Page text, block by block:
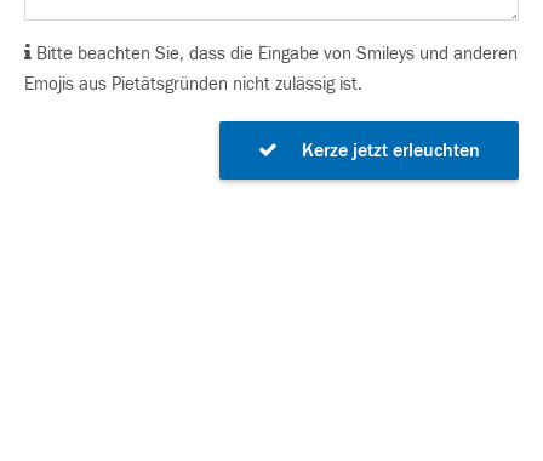
Bitte beachten Sie, dass die Eingabe von Smileys und anderen
Emojis aus Pietätsgründen nicht zulässig ist.
Kerze jetzt erleuchten